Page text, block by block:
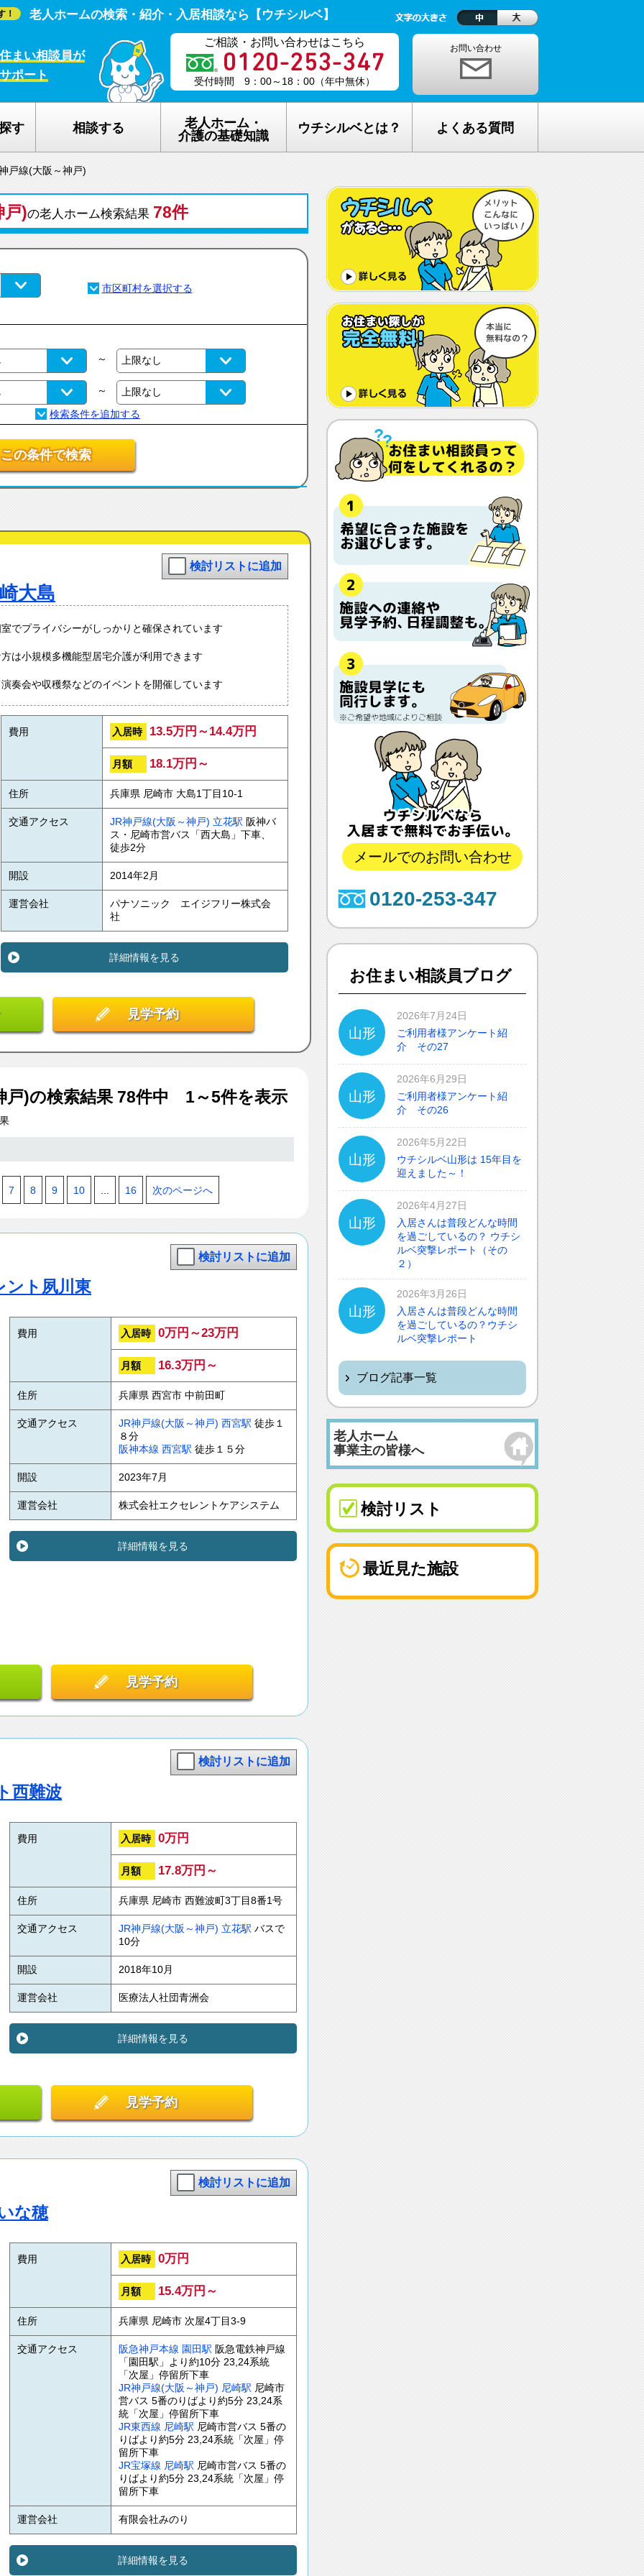
！ 老人ホームの検索・紹介・入居相談なら【ウチシルベ】
まい相談員が
ポート
ご相談・お問い合わせはこちら
受付時間 9：00～18：00（年中無休）
お問い合わせ
す 相談する
老人ホーム・
介護の基礎知識
介護保険のしくみ
在宅介護サービスについて
認知症について
生活保護について
ウチシルベとは？
老人ホーム探しが完全無料の理由
老人ホーム探し無料相談の流れ
ウチシルベのメリット
ウチシルベFC加盟について
よくある質問
老人ホームの種類が複雑でわからな
い・・
どんな人が入居しているの？
希望してもなかなか入れないのでは？
体調や病状が悪化しても最後まで住め
ますか？
認知症でも入れますか？
入居金が無料～何千万円と大きな差が
あるけど、どこが違うの？
入居するとどんな人がサービスをして
くれるの？
本当に相談無料？
他の紹介会社と「ウチシルベ」はどう
違うの？aa
戸線(大阪～神戸)
戸)の老人ホーム検索結果 78件
～
～
この条件で検索
検討リストに追加
大島
でプライバシーがしっかりと確保されています
は小規模多機能型居宅介護が利用できます
奏会や収穫祭などのイベントを開催しています
費用 入居時 13.5万円～14.4万円
月額 18.1万円～
住所 兵庫県 尼崎市 大島1丁目10-1
交通アクセス JR神戸線(大阪～神戸) 立花駅 阪神バ
ス・尼崎市営バス「西大島」下車、
徒歩2分
開設 2014年2月
運営会社
パナソニック エイジフリー株式会
社
詳細情報を見る
見学予約
戸)の検索結果 78件中 1～5件を表示
7 8 9 10 ... 16 次のページへ
検討リストに追加
ト夙川東
費用 入居時 0万円～23万円
月額 16.3万円～
住所 兵庫県 西宮市 中前田町
交通アクセス JR神戸線(大阪～神戸) 西宮駅 徒歩１
８分
阪神本線 西宮駅 徒歩１５分
開設 2023年7月
運営会社 株式会社エクセレントケアシステム
詳細情報を見る
見学予約
検討リストに追加
西難波
費用 入居時 0万円
月額 17.8万円～
住所 兵庫県 尼崎市 西難波町3丁目8番1号
交通アクセス JR神戸線(大阪～神戸) 立花駅 バスで
10分
開設 2018年10月
運営会社 医療法人社団青洲会
詳細情報を見る
見学予約
検討リストに追加
な穂
費用 入居時 0万円
月額 15.4万円～
住所 兵庫県 尼崎市 次屋4丁目3-9
交通アクセス 阪急神戸本線 園田駅 阪急電鉄神戸線
「園田駅」より約10分 23,24系統
「次屋」停留所下車
JR神戸線(大阪～神戸) 尼崎駅 尼崎市
営バス 5番のりばより約5分 23,24系
統「次屋」停留所下車
JR東西線 尼崎駅 尼崎市営バス 5番の
りばより約5分 23,24系統「次屋」停
留所下車
JR宝塚線 尼崎駅 尼崎市営バス 5番の
りばより約5分 23,24系統「次屋」停
留所下車
運営会社 有限会社みのり
詳細情報を見る
メールでのお問い合わせ
0120-253-347
お住まい相談員ブログ
山形
2026年7月24日
ご利用者様アンケート紹
介 その27
山形
2026年6月29日
ご利用者様アンケート紹
介 その26
山形
2026年5月22日
ウチシルベ山形は 15年目を
迎えました～！
山形
2026年4月27日
入居さんは普段どんな時間
を過ごしているの？ ウチシ
ルベ突撃レポート（その
２）
山形
2026年3月26日
入居さんは普段どんな時間
を過ごしているの？ウチシ
ルベ突撃レポート
ブログ記事一覧
老人ホーム
事業主の皆様へ
検討リスト
最近見た施設